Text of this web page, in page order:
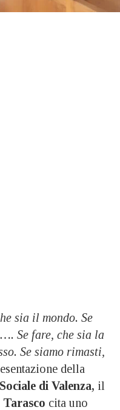
sia il mondo. Se
Se fare, che sia la
Se siamo rimasti,
della
di Valenza, il
cita uno